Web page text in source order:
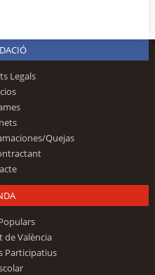
Legals
Quejas
de València
Participatius